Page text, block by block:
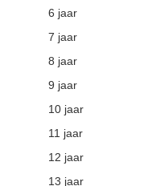
6 jaar
7 jaar
8 jaar
9 jaar
10 jaar
11 jaar
12 jaar
13 jaar